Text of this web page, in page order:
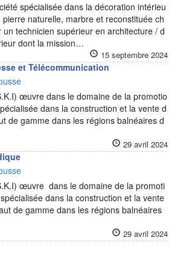
spécialisée dans la décoration intérieu
naturelle, marbre et reconstituée ch
technicien supérieur en architecture / d
dont la mission…
15 septembre 2024
et Télécommunication
œuvre dans le domaine de la promotio
dans la construction et la vente d
de gamme dans les régions balnéaires d
29 avril 2024
œuvre dans le domaine de la promoti
dans la construction et la vente
de gamme dans les régions balnéaires
29 avril 2024